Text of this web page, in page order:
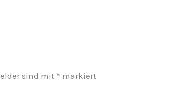
sind mit * markiert